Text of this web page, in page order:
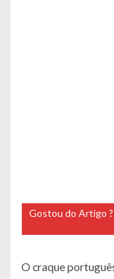
Gostou do Artigo ?
O craque